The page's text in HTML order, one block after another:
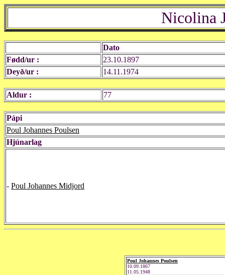
Nicolina
Dato
Fødd/ur :
23.10.1897
Deyð/ur :
14.11.1974
Aldur : 77
Pápi
Poul Johannes Poulsen
Hjúnarlag
- Poul Johannes Midjord
Poul Johannes Poulsen
10.09.1867
11.05.1948